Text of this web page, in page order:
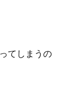
てしまうの